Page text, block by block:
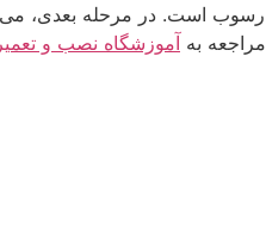
از رسوب است. در مرحله بعدی،
به آموزشگاه نصب و